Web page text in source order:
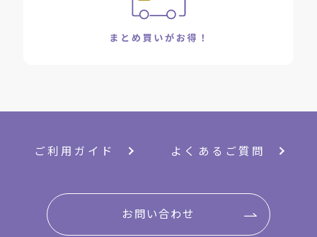
ご利用ガイド よくあるご質問
お問い合わせ